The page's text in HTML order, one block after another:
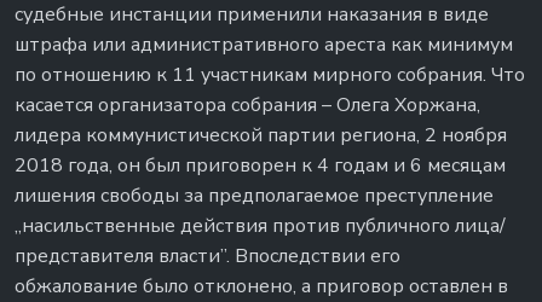
судебные инстанции применили наказания в виде
штрафа или административного ареста как минимум
по отношению к 11 участникам мирного собрания. Что
касается организатора собрания – Олега Хоржана,
лидера коммунистической партии региона, 2 ноября
2018 года, он был приговорен к 4 годам и 6 месяцам
лишения свободы за предполагаемое преступление
„насильственные действия против публичного лица/
представителя власти”. Впоследствии его
обжалование было отклонено, а приговор оставлен в